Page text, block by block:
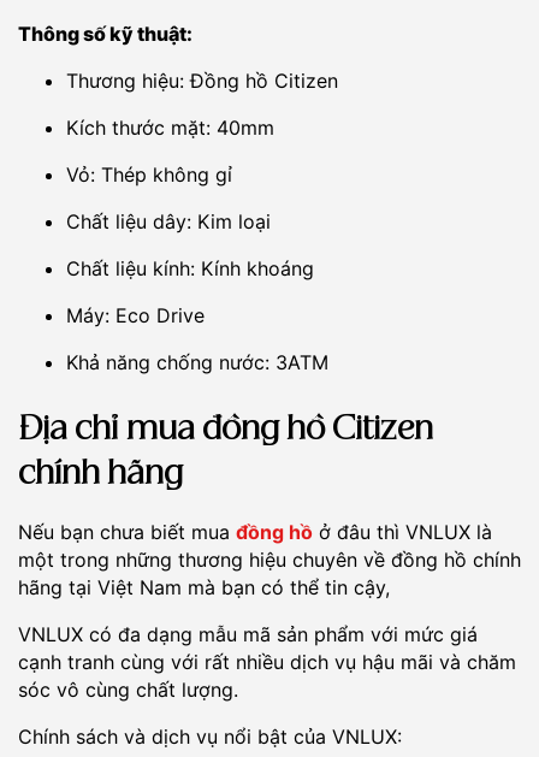
Thông số kỹ thuật:
Thương hiệu: Đồng hồ Citizen
Kích thước mặt: 40mm
Vỏ: Thép không gỉ
Chất liệu dây: Kim loại
Chất liệu kính: Kính khoáng
Máy: Eco Drive
Khả năng chống nước: 3ATM
Địa chỉ mua đồng hồ Citizen
chính hãng
Nếu bạn chưa biết mua đồng hồ ở đâu thì VNLUX là
một trong những thương hiệu chuyên về đồng hồ chính
hãng tại Việt Nam mà bạn có thể tin cậy,
VNLUX có đa dạng mẫu mã sản phẩm với mức giá
cạnh tranh cùng với rất nhiều dịch vụ hậu mãi và chăm
sóc vô cùng chất lượng.
Chính sách và dịch vụ nổi bật của VNLUX: